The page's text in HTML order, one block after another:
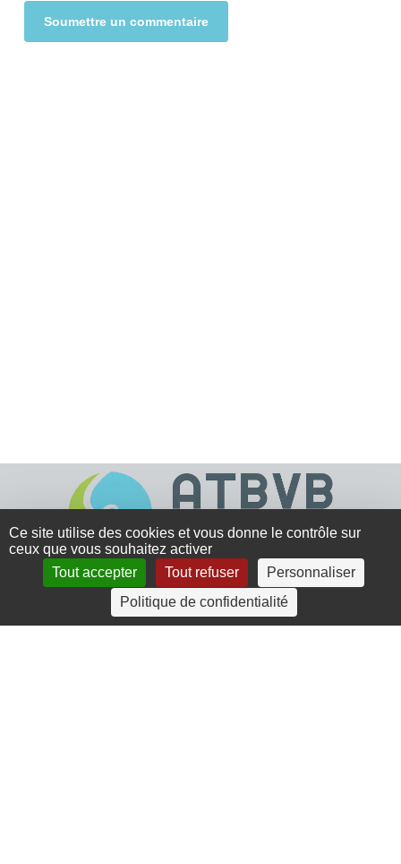
4 rue Crec’h-Ugen
22810 Belle Isle en Terre
Ce site utilise des cookies et vous donne le contrôle sur
ceux que vous souhaitez activer
Tout accepter
Tout refuser
Personnaliser
Politique de confidentialité